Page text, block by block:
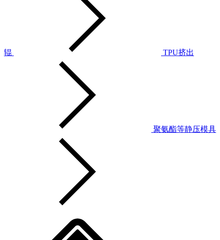
辊 TPU挤出
聚氨酯等静压模具